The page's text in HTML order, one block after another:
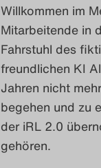
Willkommen im
Mitarbeitende in
Fahrstuhl des
freundlichen KI
Jahren nicht
begehen und zu
der iRL 2.0
gehören.